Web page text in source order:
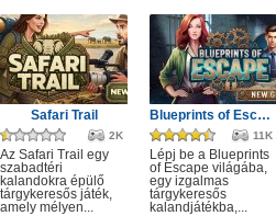
Safari Trail
2K
Az Safari Trail egy
szabadtéri
kalandokra épülő
tárgykeresős játék,
amely mélyen...
Blueprints of Escape
11K
Lépj be a Blueprints
of Escape világába,
egy izgalmas
tárgykeresős
kalandjátékba,...